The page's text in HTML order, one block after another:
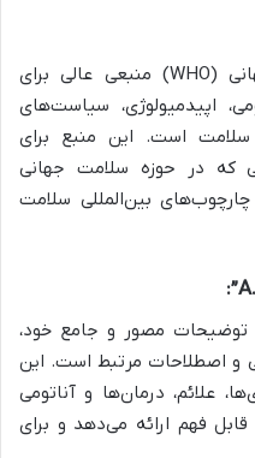
فرهنگ لغت سازمان بهداشت جهانی (WHO) منبعی عالی برای
اپیدمیولوژی، سیاست‌های
سلامت است. این منبع برای
که در حوزه سلامت جهانی
بین‌المللی سلامت
توضیحات مصور و جامع خود،
و اصطلاحات مرتبط است. این
علائم، درمان‌ها و آناتومی
فهم ارائه می‌دهد و برای